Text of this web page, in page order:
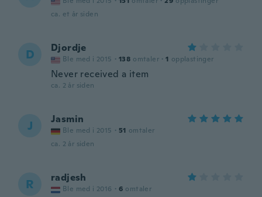
ca. et år siden
D Djordje
Ble med i 2015 · 138 omtaler · 1 opplastinger
Never received a item
ca. 2 år siden
J Jasmin
Ble med i 2015 · 51 omtaler
ca. 2 år siden
R radjesh
Ble med i 2016 · 6 omtaler